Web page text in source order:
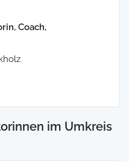
Coach,
im Umkreis